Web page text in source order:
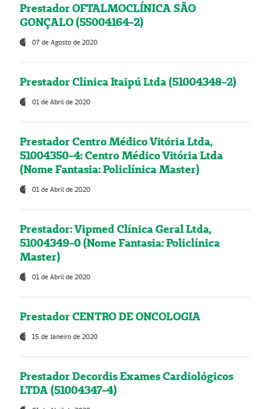
Prestador OFTALMOCLÍNICA SÃO
GONÇALO (55004164-2)
07 de Agosto de 2020
Prestador Clínica Itaipú Ltda (51004348-2)
01 de Abril de 2020
Prestador Centro Médico Vitória Ltda,
51004350-4: Centro Médico Vitória Ltda
(Nome Fantasia: Policlínica Master)
01 de Abril de 2020
Prestador: Vipmed Clínica Geral Ltda,
51004349-0 (Nome Fantasia: Policlínica
Master)
01 de Abril de 2020
Prestador CENTRO DE ONCOLOGIA
15 de Janeiro de 2020
Prestador Decordis Exames Cardiológicos
LTDA (51004347-4)